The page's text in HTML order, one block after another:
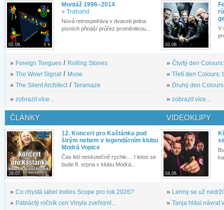
02.08.
Montáž 1996–2014
» Traband
Nová retrospektiva v dvaceti jedna
písních přináší průřez proměnlivou...
» Foreign Tongues / Rolling Stones
» The Wow! Signal / Muse
» The Silent Architect / Teramaze
» zobrazit více...
02.08.
V
» Čtvrtý den
» Třetí den Colours:
» Druhý den
» zobrazit více...
ČLÁNKY
28.07.
12. Koncert pro Kaštánka pod
širým nebem v legendárním klubu
Modrá Vopice
Čas letí neskutečně rychle.... I letos se
bude 8. srpna v klubu Modrá...
» Co chystá label Indies Scope pro rok 2026?
» Patnáctý ročník cen Vinyla zveřejnil...
VIDEOKLIPY
04.08.
» Lenny se už
» Tanja hlásí návrat